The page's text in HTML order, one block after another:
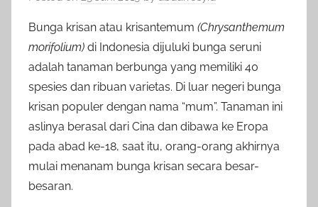
Bunga krisan atau krisantemum (Chrysanthemum
morifolium) di Indonesia dijuluki bunga seruni
adalah tanaman berbunga yang memiliki 40
spesies dan ribuan varietas. Di luar negeri bunga
krisan populer dengan nama “mum”. Tanaman ini
aslinya berasal dari Cina dan dibawa ke Eropa
pada abad ke-18, saat itu, orang-orang akhirnya
mulai menanam bunga krisan secara besar-
besaran.